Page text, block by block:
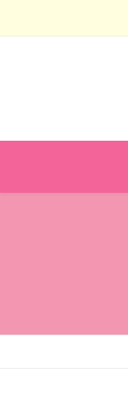
ン
ッ
ビ
移